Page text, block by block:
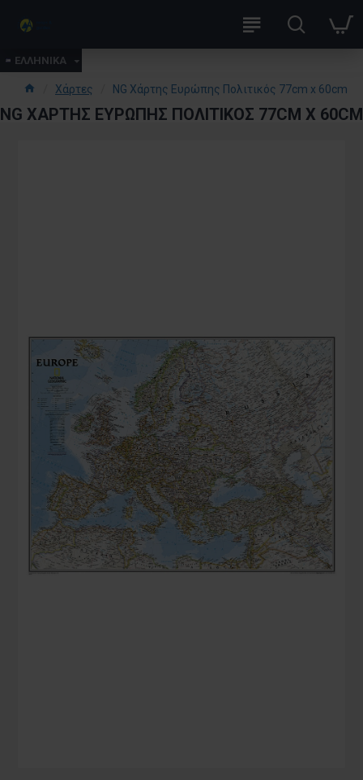
ΕΛΛΗΝΙΚΑ
Χάρτες NG Χάρτης Ευρώπης Πολιτικός 77cm x 60cm
NG ΧΆΡΤΗΣ ΕΥΡΏΠΗΣ ΠΟΛΙΤΙΚΌΣ 77CM X 60CM